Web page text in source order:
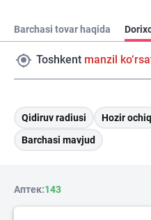
Barchasi tovar haqida
Toshkent manzil
Qidiruv radiusi Hozir ochiq
Barchasi mavjud
Аптек:143